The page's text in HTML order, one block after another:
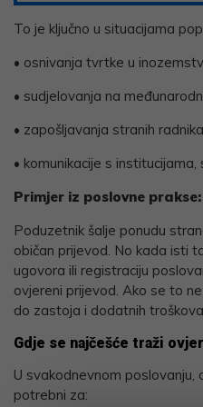
To je ključno u situacijama
• osnivanja tvrtke u
• sudjelovanja na
• zapošljavanja stranih radnika
• komunikacije s
Primjer iz poslovne prakse:
Poduzetnik šalje ponudu
običan prijevod. No kada isti
ugovora ili registraciju
ovjereni prijevod. Ako se to
do zastoja i dodatnih
Gdje se najčešće traži
U svakodnevnom poslovanju,
potrebni za: